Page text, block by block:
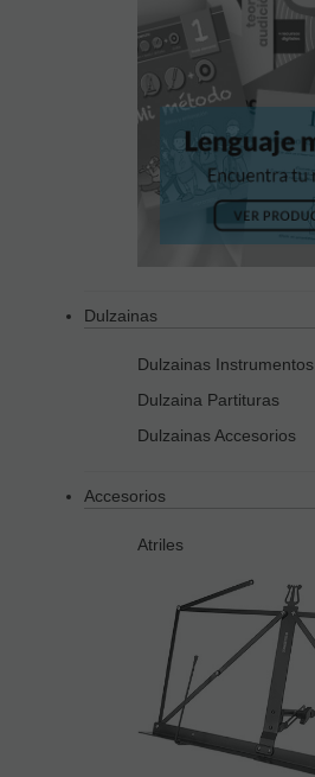
Dulzainas
Dulzainas Instrumentos
Dulzaina Partituras
Dulzainas Accesorios
Accesorios
Atriles